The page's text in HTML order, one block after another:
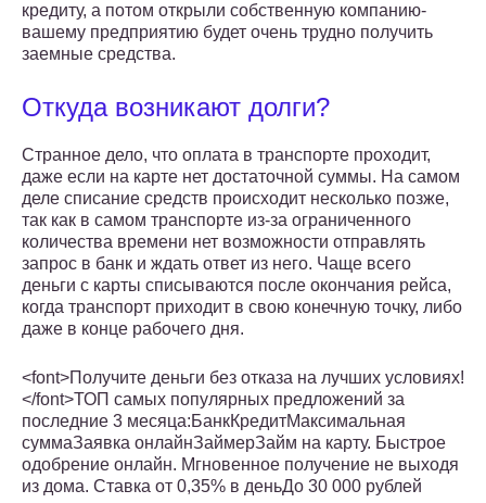
кредиту, а потом открыли собственную компанию-
вашему предприятию будет очень трудно получить
заемные средства.
Откуда возникают долги?
Странное дело, что оплата в транспорте проходит,
даже если на карте нет достаточной суммы. На самом
деле списание средств происходит несколько позже,
так как в самом транспорте из-за ограниченного
количества времени нет возможности отправлять
запрос в банк и ждать ответ из него. Чаще всего
деньги с карты списываются после окончания рейса,
когда транспорт приходит в свою конечную точку, либо
даже в конце рабочего дня.
<font>Получите деньги без отказа на лучших условиях!
</font>ТОП самых популярных предложений за
последние 3 месяца:БанкКредитМаксимальная
суммаЗаявка онлайнЗаймерЗайм на карту. Быстрое
одобрение онлайн. Мгновенное получение не выходя
из дома. Ставка от 0,35% в деньДо 30 000 рублей